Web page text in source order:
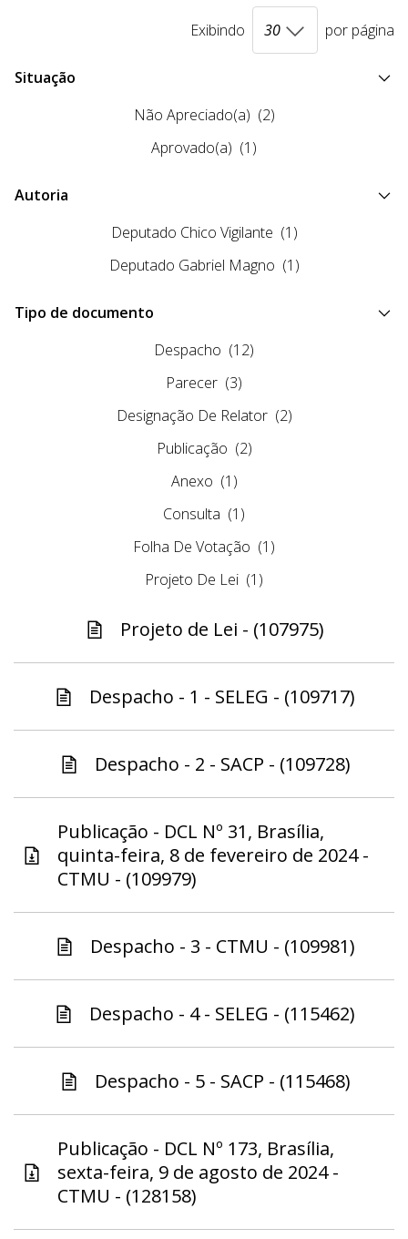
Exibindo por página
Situação
Não Apreciado(a) (2)
Aprovado(a) (1)
Autoria
Deputado Chico Vigilante (1)
Deputado Gabriel Magno (1)
Tipo de documento
Despacho (12)
Parecer (3)
Designação De Relator (2)
Publicação (2)
Anexo (1)
Consulta (1)
Folha De Votação (1)
Projeto De Lei (1)
Projeto de Lei - (107975)
Despacho - 1 - SELEG - (109717)
Despacho - 2 - SACP - (109728)
Publicação - DCL Nº 31, Brasília,
quinta-feira, 8 de fevereiro de 2024 -
CTMU - (109979)
Despacho - 3 - CTMU - (109981)
Despacho - 4 - SELEG - (115462)
Despacho - 5 - SACP - (115468)
Publicação - DCL Nº 173, Brasília,
sexta-feira, 9 de agosto de 2024 -
CTMU - (128158)